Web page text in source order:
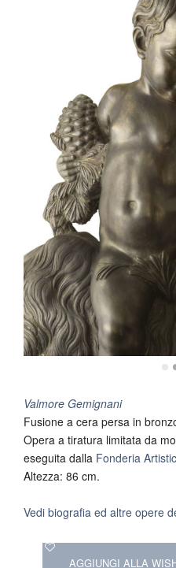
Valmore Gemignani
Fusione a cera persa in
Opera a tiratura limitata da
eseguita dalla Fonderia
Altezza: 86 cm.
Vedi biografia ed altre opere
AGGIUNGI ALLA